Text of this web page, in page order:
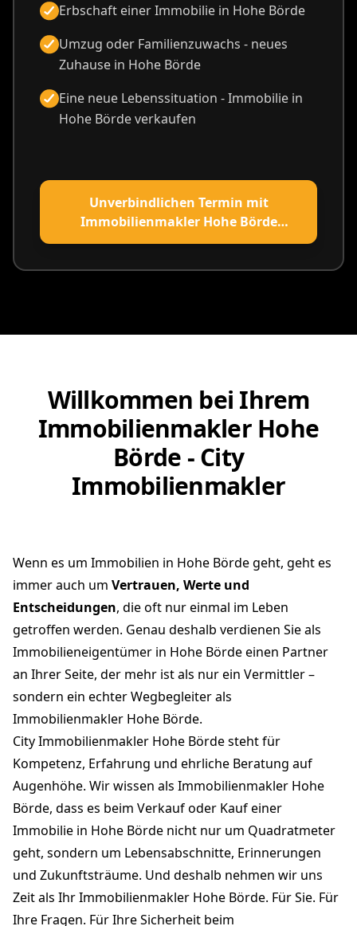
Erbschaft einer Immobilie in Hohe Börde
Umzug oder Familienzuwachs - neues
Zuhause in Hohe Börde
Eine neue Lebenssituation - Immobilie in
Hohe Börde verkaufen
Unverbindlichen Termin mit
Immobilienmakler Hohe Börde
vereinbaren
Willkommen bei Ihrem
Immobilienmakler Hohe
Börde - City
Immobilienmakler
Wenn es um Immobilien in Hohe Börde geht, geht es
immer auch um Vertrauen, Werte und
Entscheidungen, die oft nur einmal im Leben
getroffen werden. Genau deshalb verdienen Sie als
Immobilieneigentümer in Hohe Börde einen Partner
an Ihrer Seite, der mehr ist als nur ein Vermittler –
sondern ein echter Wegbegleiter als
Immobilienmakler Hohe Börde.
City Immobilienmakler Hohe Börde steht für
Kompetenz, Erfahrung und ehrliche Beratung auf
Augenhöhe. Wir wissen als Immobilienmakler Hohe
Börde, dass es beim Verkauf oder Kauf einer
Immobilie in Hohe Börde nicht nur um Quadratmeter
geht, sondern um Lebensabschnitte, Erinnerungen
und Zukunftsträume. Und deshalb nehmen wir uns
Zeit als Ihr Immobilienmakler Hohe Börde. Für Sie. Für
Ihre Fragen. Für Ihre Sicherheit beim